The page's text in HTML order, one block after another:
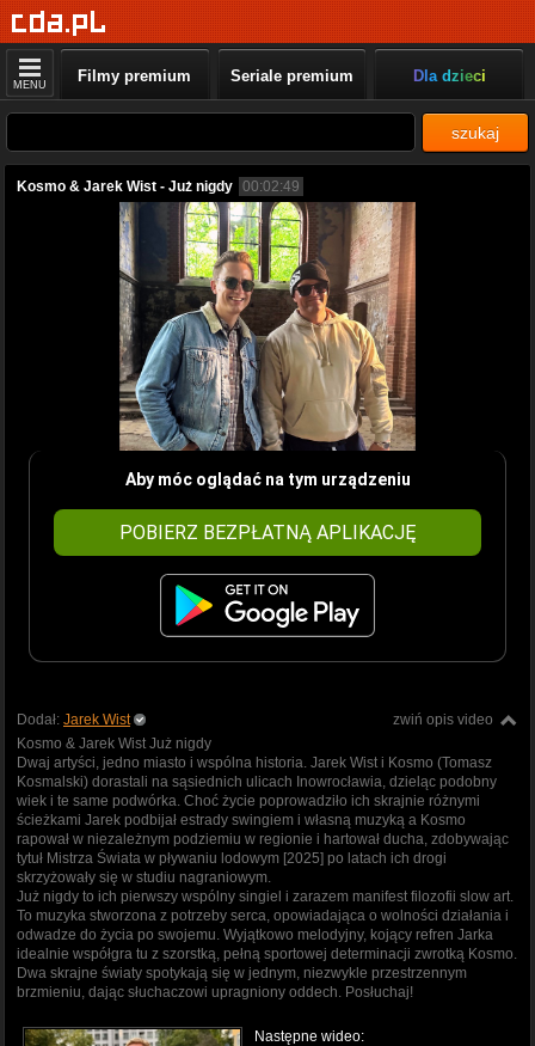
MENU Filmy premium Seriale premium Dla dzieci
szukaj
Kosmo & Jarek Wist - Już nigdy 00:02:49
Aby móc oglądać na tym urządzeniu
POBIERZ BEZPŁATNĄ APLIKACJĘ
zwiń opis video
Dodał: Jarek Wist
Kosmo & Jarek Wist Już nigdy
Dwaj artyści, jedno miasto i wspólna historia. Jarek Wist i Kosmo (Tomasz
Kosmalski) dorastali na sąsiednich ulicach Inowrocławia, dzieląc podobny
wiek i te same podwórka. Choć życie poprowadziło ich skrajnie różnymi
ścieżkami Jarek podbijał estrady swingiem i własną muzyką a Kosmo
rapował w niezależnym podziemiu w regionie i hartował ducha, zdobywając
tytuł Mistrza Świata w pływaniu lodowym [2025] po latach ich drogi
skrzyżowały się w studiu nagraniowym.
Już nigdy to ich pierwszy wspólny singiel i zarazem manifest filozofii slow art.
To muzyka stworzona z potrzeby serca, opowiadająca o wolności działania i
odwadze do życia po swojemu. Wyjątkowo melodyjny, kojący refren Jarka
idealnie współgra tu z szorstką, pełną sportowej determinacji zwrotką Kosmo.
Dwa skrajne światy spotykają się w jednym, niezwykle przestrzennym
brzmieniu, dając słuchaczowi upragniony oddech. Posłuchaj!
Następne wideo: